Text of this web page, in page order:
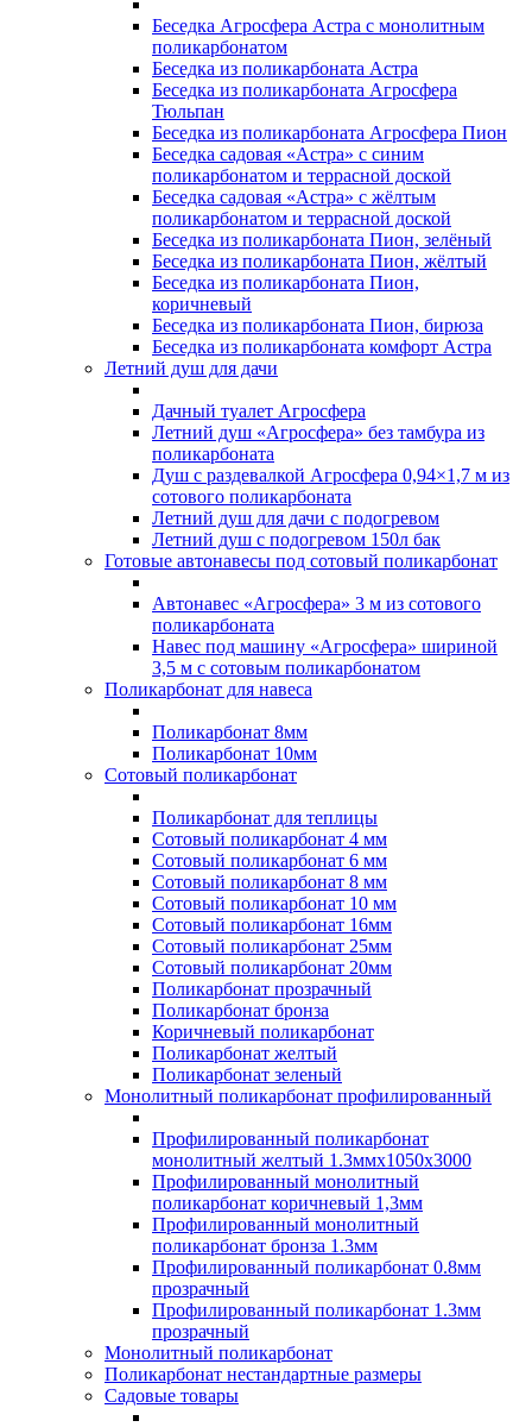
Беседка Агросфера Астра с монолитным
поликарбонатом
Беседка из поликарбоната Астра
Беседка из поликарбоната Агросфера
Тюльпан
Беседка из поликарбоната Агросфера Пион
Беседка садовая «Астра» с синим
поликарбонатом и террасной доской
Беседка садовая «Астра» с жёлтым
поликарбонатом и террасной доской
Беседка из поликарбоната Пион, зелёный
Беседка из поликарбоната Пион, жёлтый
Беседка из поликарбоната Пион,
коричневый
Беседка из поликарбоната Пион, бирюза
Беседка из поликарбоната комфорт Астра
Летний душ для дачи
Дачный туалет Агросфера
Летний душ «Агросфера» без тамбура из
поликарбоната
Душ с раздевалкой Агросфера 0,94×1,7 м из
сотового поликарбоната
Летний душ для дачи с подогревом
Летний душ с подогревом 150л бак
Готовые автонавесы под сотовый поликарбонат
Автонавес «Агросфера» 3 м из сотового
поликарбоната
Навес под машину «Агросфера» шириной
3,5 м с сотовым поликарбонатом
Поликарбонат для навеса
Поликарбонат 8мм
Поликарбонат 10мм
Сотовый поликарбонат
Поликарбонат для теплицы
Сотовый поликарбонат 4 мм
Сотовый поликарбонат 6 мм
Сотовый поликарбонат 8 мм
Сотовый поликарбонат 10 мм
Сотовый поликарбонат 16мм
Сотовый поликарбонат 25мм
Сотовый поликарбонат 20мм
Поликарбонат прозрачный
Поликарбонат бронза
Коричневый поликарбонат
Поликарбонат желтый
Поликарбонат зеленый
Монолитный поликарбонат профилированный
Профилированный поликарбонат
монолитный желтый 1.3ммх1050х3000
Профилированный монолитный
поликарбонат коричневый 1,3мм
Профилированный монолитный
поликарбонат бронза 1.3мм
Профилированный поликарбонат 0.8мм
прозрачный
Профилированный поликарбонат 1.3мм
прозрачный
Монолитный поликарбонат
Поликарбонат нестандартные размеры
Садовые товары